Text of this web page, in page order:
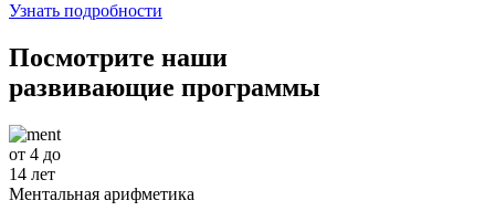
Узнать подробности
Посмотрите наши
развивающие программы
от 4 до
14 лет
Ментальная арифметика